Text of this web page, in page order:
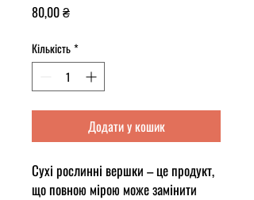
80,00 ₴Ціна
Кількість*
Додати у кошик
Сухі рослинні вершки – це продукт,
що повною мірою може замінити